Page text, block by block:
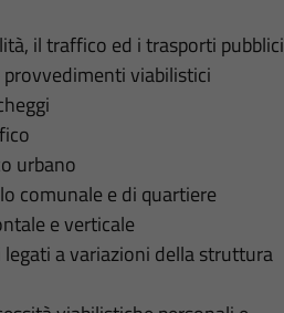
il traffico ed i trasporti pubblici
viabilistici
urbano
comunale e di quartiere
e verticale
a variazioni della struttura